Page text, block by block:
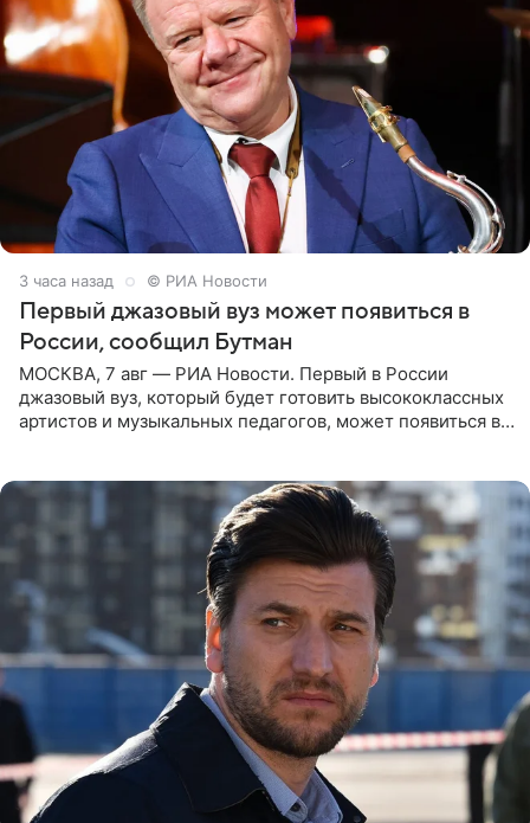
3 часа назад © РИА Новости
Первый джазовый вуз может появиться в
России, сообщил Бутман
МОСКВА, 7 авг — РИА Новости. Первый в России
джазовый вуз, который будет готовить высококлассных
артистов и музыкальных педагогов, может появиться в